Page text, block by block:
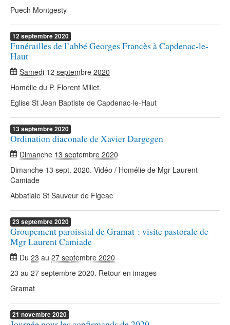
Puech Montgesty
12 septembre2020
Funérailles de l’abbé Georges Francès à Capdenac-le-
Haut
Samedi 12 septembre 2020
Homélie du P. Florent Millet.
Eglise St Jean Baptiste de Capdenac-le-Haut
13 septembre2020
Ordination diaconale de Xavier Dargegen
Dimanche 13 septembre 2020
Dimanche 13 sept. 2020. Vidéo / Homélie de Mgr Laurent
Camiade
Abbatiale St Sauveur de Figeac
23 septembre2020
Groupement paroissial de Gramat : visite pastorale de
Mgr Laurent Camiade
Du 23 au 27 septembre 2020
23 au 27 septembre 2020. Retour en images
Gramat
21 novembre2020